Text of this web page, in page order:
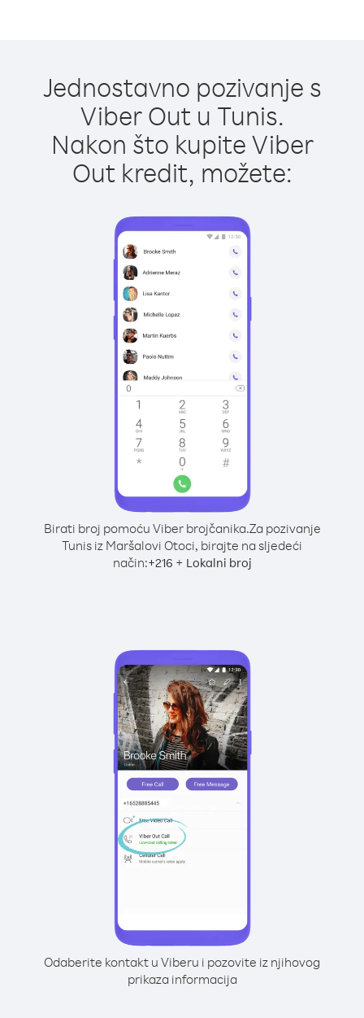
Jednostavno pozivanje s
Viber Out u Tunis.
Nakon što kupite Viber
Out kredit, možete:
Birati broj pomoću Viber brojčanika.Za pozivanje
Tunis iz Maršalovi Otoci, birajte na sljedeći
način:+216 + Lokalni broj
Odaberite kontakt u Viberu i pozovite iz njihovog
prikaza informacija